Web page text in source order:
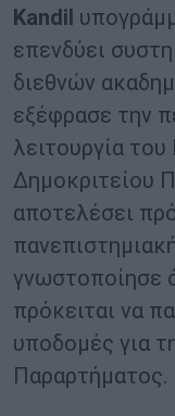
Kandil
επενδύει
διεθνών
εξέφρασε την
λειτουργία
Δημοκριτείου
αποτελέσει
γνωστοποίησε
πρόκειται να
υποδομές για
Παραρτήματος.